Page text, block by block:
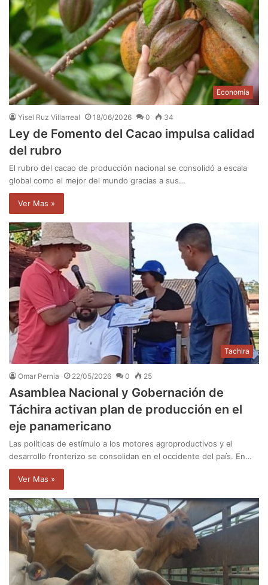
Economía
Yisel Ruz Villarreal 18/06/2026 0 34
Ley de Fomento del Cacao impulsa calidad
del rubro
El rubro del cacao de producción nacional se consolidó a escala
global como el mejor del mundo gracias a sus…
Ver Mas »
Tachira
Omar Pernia 22/05/2026 0 25
Asamblea Nacional y Gobernación de
Táchira activan plan de producción en el
eje panamericano
Las políticas de estímulo a los motores agroproductivos y el
desarrollo fronterizo se consolidan en el occidente del país. En…
Ver Mas »